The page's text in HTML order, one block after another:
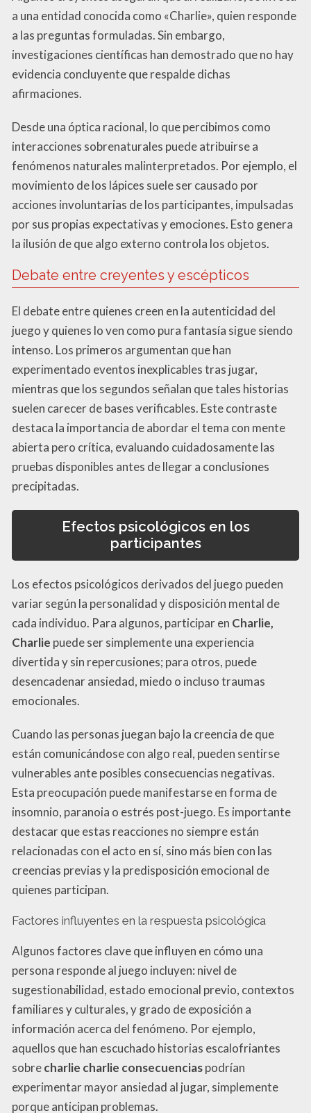
a una entidad conocida como «Charlie», quien responde
a las preguntas formuladas. Sin embargo,
investigaciones científicas han demostrado que no hay
evidencia concluyente que respalde dichas
afirmaciones.
Desde una óptica racional, lo que percibimos como
interacciones sobrenaturales puede atribuirse a
fenómenos naturales malinterpretados. Por ejemplo, el
movimiento de los lápices suele ser causado por
acciones involuntarias de los participantes, impulsadas
por sus propias expectativas y emociones. Esto genera
la ilusión de que algo externo controla los objetos.
Debate entre creyentes y escépticos
El debate entre quienes creen en la autenticidad del
juego y quienes lo ven como pura fantasía sigue siendo
intenso. Los primeros argumentan que han
experimentado eventos inexplicables tras jugar,
mientras que los segundos señalan que tales historias
suelen carecer de bases verificables. Este contraste
destaca la importancia de abordar el tema con mente
abierta pero crítica, evaluando cuidadosamente las
pruebas disponibles antes de llegar a conclusiones
precipitadas.
Efectos psicológicos en los
participantes
Los efectos psicológicos derivados del juego pueden
variar según la personalidad y disposición mental de
cada individuo. Para algunos, participar en Charlie,
Charlie puede ser simplemente una experiencia
divertida y sin repercusiones; para otros, puede
desencadenar ansiedad, miedo o incluso traumas
emocionales.
Cuando las personas juegan bajo la creencia de que
están comunicándose con algo real, pueden sentirse
vulnerables ante posibles consecuencias negativas.
Esta preocupación puede manifestarse en forma de
insomnio, paranoia o estrés post-juego. Es importante
destacar que estas reacciones no siempre están
relacionadas con el acto en sí, sino más bien con las
creencias previas y la predisposición emocional de
quienes participan.
Factores influyentes en la respuesta psicológica
Algunos factores clave que influyen en cómo una
persona responde al juego incluyen: nivel de
sugestionabilidad, estado emocional previo, contextos
familiares y culturales, y grado de exposición a
información acerca del fenómeno. Por ejemplo,
aquellos que han escuchado historias escalofriantes
sobrecharlie charlie consecuenciaspodrían
experimentar mayor ansiedad al jugar, simplemente
porque anticipan problemas.